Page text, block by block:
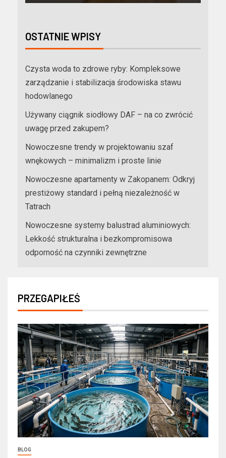
OSTATNIE WPISY
Czysta woda to zdrowe ryby: Kompleksowe
zarządzanie i stabilizacja środowiska stawu
hodowlanego
Używany ciągnik siodłowy DAF – na co zwrócić
uwagę przed zakupem?
Nowoczesne trendy w projektowaniu szaf
wnękowych – minimalizm i proste linie
Nowoczesne apartamenty w Zakopanem: Odkryj
prestiżowy standard i pełną niezależność w
Tatrach
Nowoczesne systemy balustrad aluminiowych:
Lekkość strukturalna i bezkompromisowa
odporność na czynniki zewnętrzne
PRZEGAPIŁEŚ
BLOG